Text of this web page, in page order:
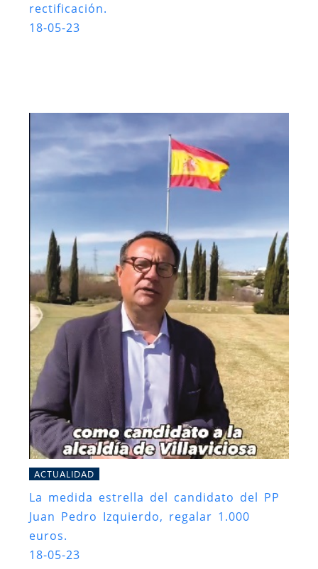
rectificación.
18-05-23
ACTUALIDAD
La medida estrella del candidato del PP
Juan Pedro Izquierdo, regalar 1.000
euros.
18-05-23